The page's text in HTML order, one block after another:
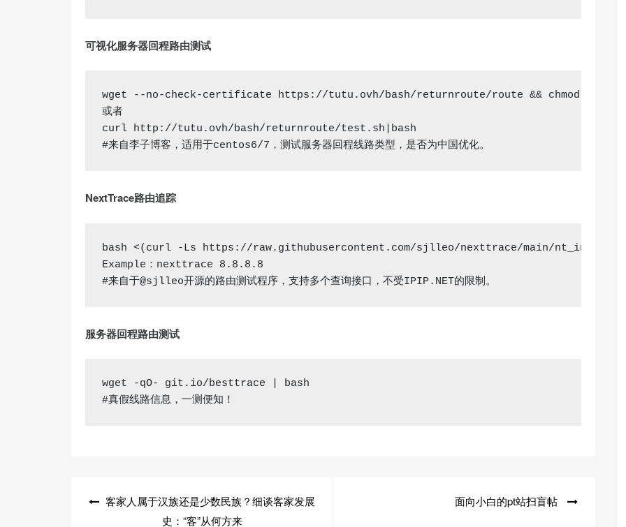
可视化服务器回程路由测试
wget --no-check-certificate https://tutu.ovh/bash/returnroute/route && chmod +x
或者
#来自李子博客，适用于centos6/7，测试服务器回程线路类型，是否为中国优化。
NextTrace路由追踪
bash <(curl -Ls https://raw.githubusercontent.com/sjlleo/nexttrace/main/
Example：nexttrace 8.8.8.8
#来自于@sjlleo开源的路由测试程序，支持多个查询接口，不受IPIP.NET的限制。
服务器回程路由测试
wget
#真假线路信息，一测便知！
客家人属于汉族还是少数民族？细谈客家发展
史：“客”从何方来
面向小白的pt站扫盲帖